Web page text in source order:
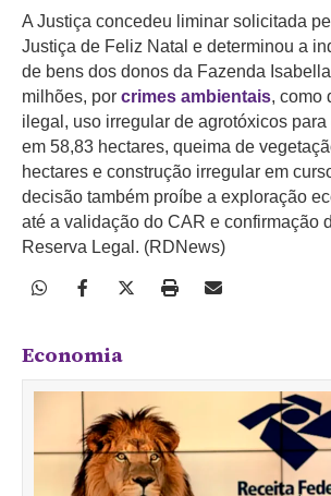
A Justiça concedeu liminar solicitada
Justiça de Feliz Natal e determinou a
de bens dos donos da Fazenda
milhões, por crimes ambientais, como
ilegal, uso irregular de agrotóxicos
em 58,83 hectares, queima de
hectares e construção irregular em
decisão também proíbe a exploração
até a validação do CAR e confirmação
Reserva Legal. (RDNews)
Economia